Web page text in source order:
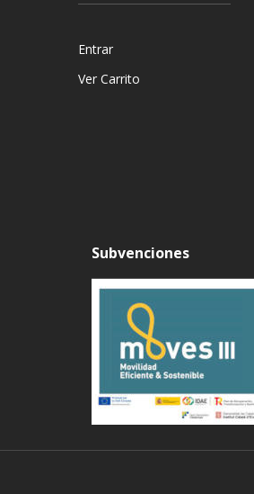
Entrar
Ver Carrito
Subvenciones